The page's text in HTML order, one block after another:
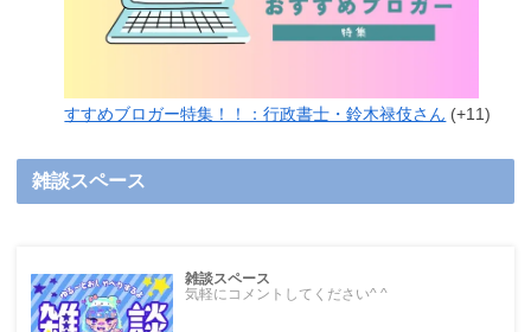
すすめブロガー特集！！：行政書士・鈴木禄伎さん +11
雑談スペース
雑談スペース
気軽にコメントしてください^ ^